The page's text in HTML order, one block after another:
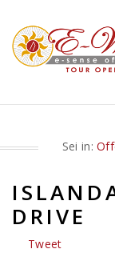
Sei in:
DRIVE
Tweet